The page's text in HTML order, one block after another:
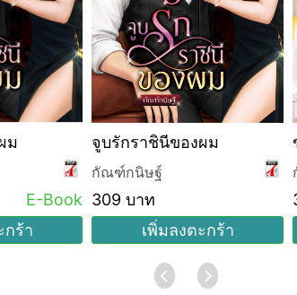
ม
E-Book
กร้า
จูบรักราชินีของผม
กัณฑ์กนิษฐ์
309 บาท
เพิ่มลงตะกร้า